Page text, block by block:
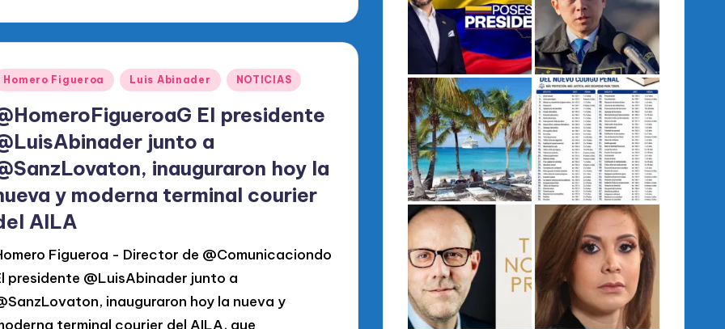
Homero Figueroa Luis Abinader NOTICIAS
El presidente
junto a
inauguraron hoy la
y moderna terminal courier
AILA
Figueroa - Director de @Comunicaciondo
presidente @LuisAbinader junto a
inauguraron hoy la nueva y
terminal courier del AILA, que